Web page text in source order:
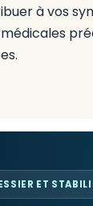
à vos
médicales
ET